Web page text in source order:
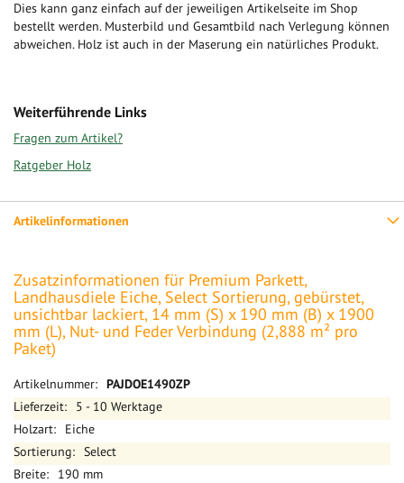
Dies kann ganz einfach auf der jeweiligen Artikelseite im Shop
bestellt werden. Musterbild und Gesamtbild nach Verlegung können
abweichen. Holz ist auch in der Maserung ein natürliches Produkt.
Weiterführende Links
Fragen zum Artikel?
Ratgeber Holz
Artikelinformationen
Zusatzinformationen für Premium Parkett,
Landhausdiele Eiche, Select Sortierung, gebürstet,
unsichtbar lackiert, 14 mm (S) x 190 mm (B) x 1900
mm (L), Nut- und Feder Verbindung (2,888 m² pro
Paket)
Mehr
Informationen
PAJDOE1490ZP
5 - 10 Werktage
Eiche
Select
190 mm